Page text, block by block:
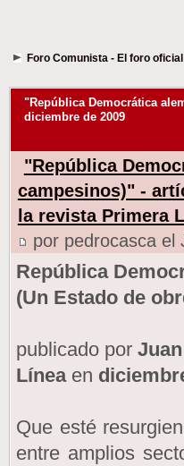
Foro Comunista - El foro
"República Democrática
diciembre de 2009
"República
campesinos)" -
la revista Primera
por pedrocasca el
República
(Un Estado de
publicado por
Línea en
Que esté
entre amplios